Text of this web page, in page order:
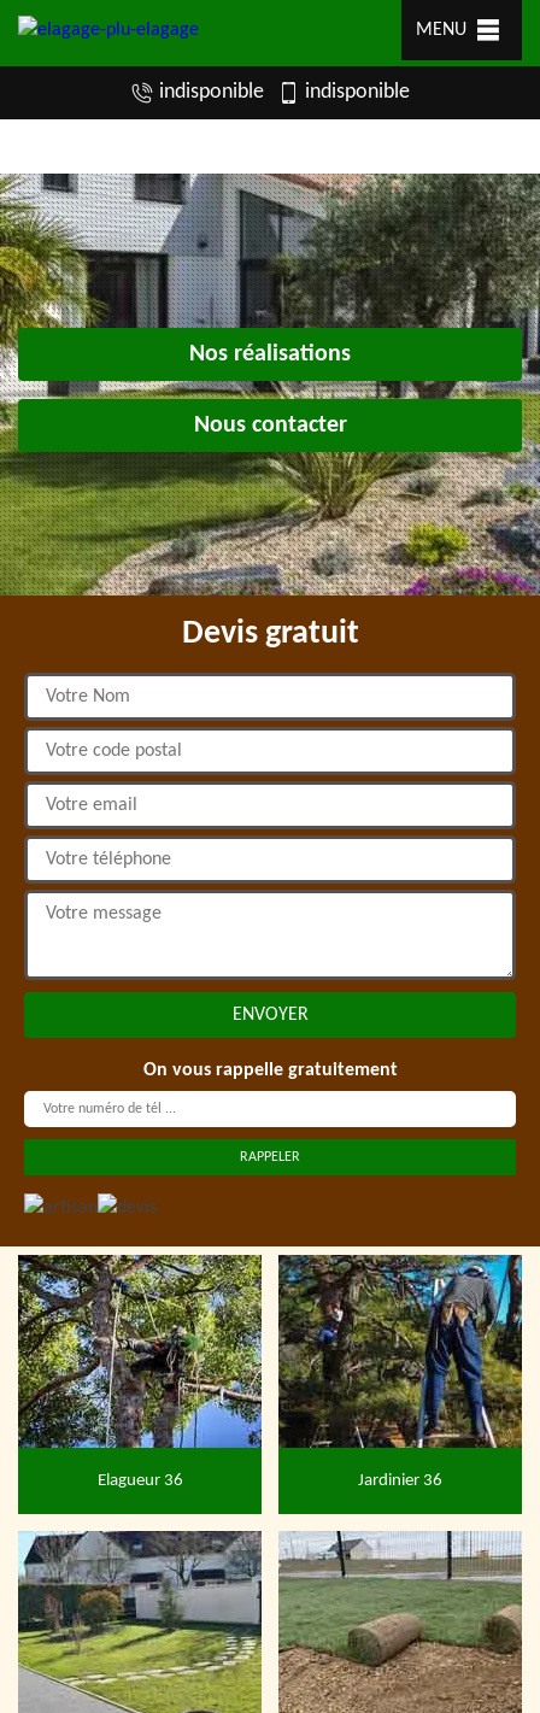
MENU
indisponible indisponible
Nos réalisations
Nous contacter
Devis gratuit
On vous rappelle gratuitement
Elagueur 36 Jardinier 36